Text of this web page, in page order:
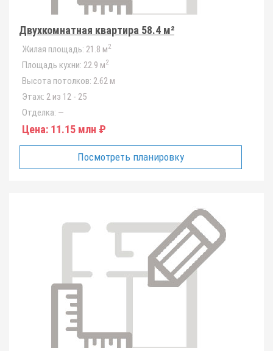
Двухкомнатная квартира 58.4 м²
Жилая площадь: 21.8 м2
Площадь кухни: 22.9 м2
Высота потолков: 2.62 м
Этаж: 2 из 12 - 25
Отделка: —
Цена: 11.15 млн ₽
Посмотреть планировку